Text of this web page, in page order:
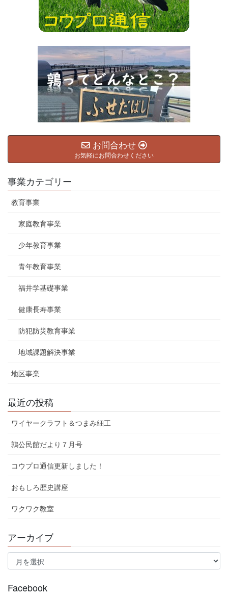
お問合わせ
お気軽にお問合わせください
事業カテゴリー
教育事業
家庭教育事業
少年教育事業
青年教育事業
福井学基礎事業
健康長寿事業
防犯防災教育事業
地域課題解決事業
地区事業
最近の投稿
ワイヤークラフト＆つまみ細工
鶉公民館だより７月号
コウプロ通信更新しました！
おもしろ歴史講座
ワクワク教室
アーカイブ
ア
イ
Facebook